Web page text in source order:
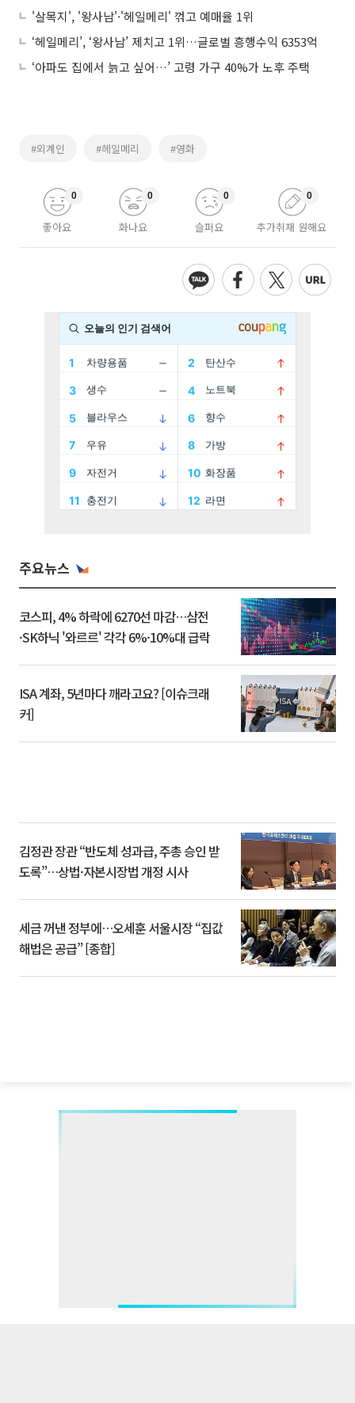
'살목지', '왕사남'·'헤일메리' 꺾고 예매율 1위
‘헤일메리’, ‘왕사남’ 제치고 1위…글로벌 흥행수익 6353억
‘아파도 집에서 늙고 싶어…’ 고령 가구 40%가 노후 주택
#외계인 #헤일메리 #영화
좋아요
0
화나요
0
슬퍼요
0
추가취재 원해요
0
주요뉴스
코스피, 4% 하락에 6270선 마감…삼전
·SK하닉 '와르르' 각각 6%·10%대 급락
ISA 계좌, 5년마다 깨라고요? [이슈크래
커]
김정관 장관 “반도체 성과급, 주총 승인 받
도록”…상법·자본시장법 개정 시사
세금 꺼낸 정부에…오세훈 서울시장 “집값
해법은 공급” [종합]